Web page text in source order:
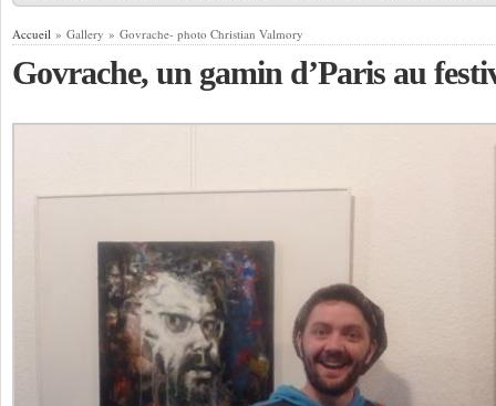
Accueil » Gallery » Govrache- photo Christian Valmory
Govrache, un gamin d’Paris au